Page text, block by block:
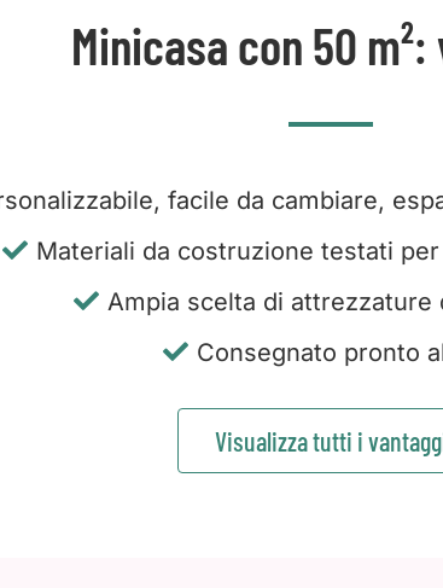
Minicasa con 50
facile da cambiare,
Materiali da costruzione testati
Ampia scelta di attrezzature
Consegnato pronto
Visualizza tutti i